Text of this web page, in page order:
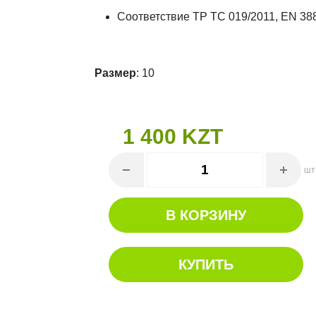
Соответствие ТР ТС 019/2011, EN
Размер: 10
1 400 KZT
шт
В КОРЗИНУ
КУПИТЬ